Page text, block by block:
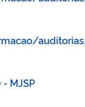
auditorias/
MJSP